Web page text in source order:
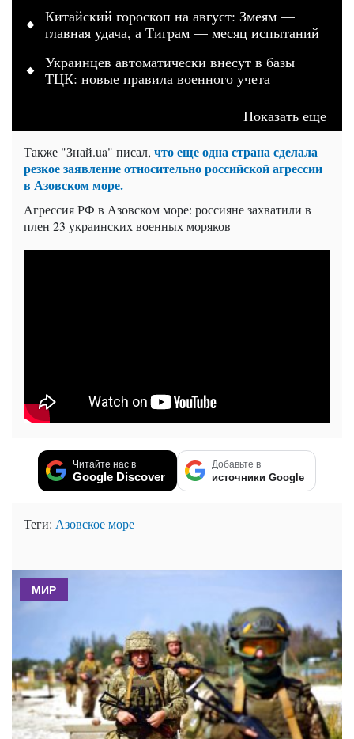
Китайский гороскоп на август: Змеям —
главная удача, а Тиграм — месяц испытаний
Украинцев автоматически внесут в базы
ТЦК: новые правила военного учета
Показать еще
Также "Знай.ua" писал, что еще одна страна сделала
резкое заявление относительно российской агрессии
в Азовском море.
Агрессия РФ в Азовском море: россияне захватили в
плен 23 украинских военных моряков
Читайте нас в
Google Discover
Добавьте в
источники Google
Теги: Азовское море
МИР